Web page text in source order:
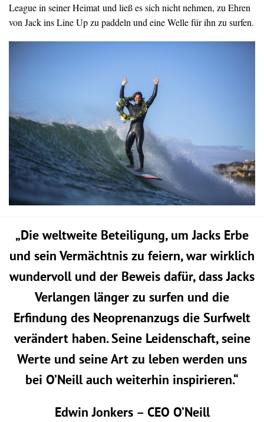
League in seiner Heimat und ließ es sich nicht nehmen, zu Ehren
von Jack ins Line Up zu paddeln und eine Welle für ihn zu surfen.
„Die weltweite Beteiligung, um Jacks Erbe
und sein Vermächtnis zu feiern, war wirklich
wundervoll und der Beweis dafür, dass Jacks
Verlangen länger zu surfen und die
Erfindung des Neoprenanzugs die Surfwelt
verändert haben. Seine Leidenschaft, seine
Werte und seine Art zu leben werden uns
bei O’Neill auch weiterhin inspirieren.“
Edwin Jonkers – CEO O’Neill